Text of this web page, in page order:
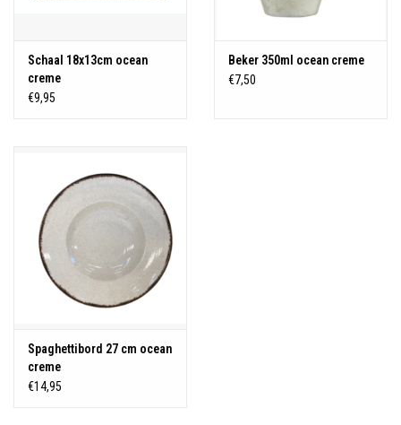
Schaal 18x13cm ocean
creme
€9,95
Beker 350ml ocean creme
€7,50
Spaghettibord 27 cm ocean
creme
€14,95